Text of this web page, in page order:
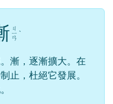
ㄐ
ㄧ
ㄢ
ˋ
漸，逐漸擴大。在
止，杜絕它發展。